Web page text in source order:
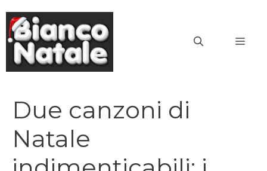
contenuto
Due canzoni di
Natale